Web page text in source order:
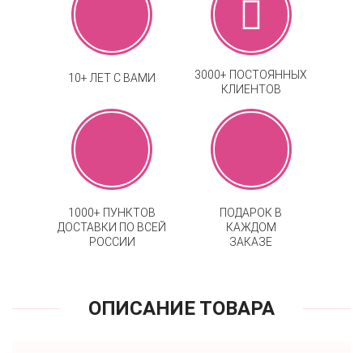
10+ ЛЕТ С ВАМИ
3000+ ПОСТОЯННЫХ
КЛИЕНТОВ
1000+ ПУНКТОВ
ДОСТАВКИ ПО ВСЕЙ
РОССИИ
ПОДАРОК В
КАЖДОМ
ЗАКАЗЕ
ОПИСАНИЕ ТОВАРА